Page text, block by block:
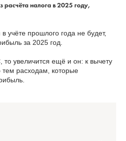
налога в 2025 году,
учёте прошлого года не будет,
за 2025 год.
то увеличится ещё и он: к вычету
расходам, которые